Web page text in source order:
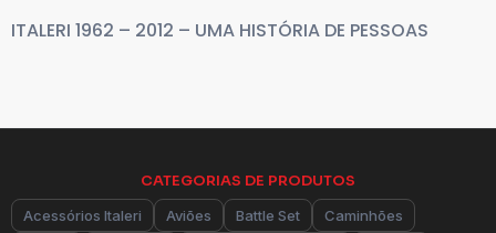
ITALERI 1962 – 2012 – UMA HISTÓRIA DE PESSOAS
CATEGORIAS DE PRODUTOS
Acessórios Italeri Aviões Battle Set
Caminhões